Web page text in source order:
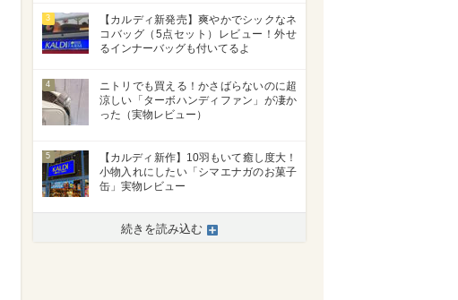
3
【カルディ新発売】爽やかでシックなネ
コバッグ（5点セット）レビュー！外せ
るインナーバッグも付いてるよ
4
ニトリでも買える！かさばらないのに超
涼しい「ターボハンディファン」が凄か
った（実物レビュー）
5
【カルディ新作】10羽もいて癒し度大！
小物入れにしたい「シマエナガのお菓子
缶」実物レビュー
続きを読み込む